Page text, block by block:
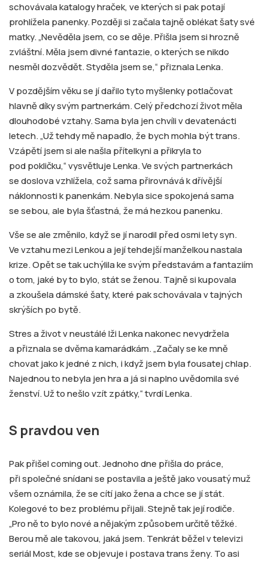
schovávala katalogy hraček, ve kterých si pak potají
prohlížela panenky. Později si začala tajně oblékat šaty své
matky. „Nevěděla jsem, co se děje. Přišla jsem si hrozně
zvláštní. Měla jsem divné fantazie, o kterých se nikdo
nesměl dozvědět. Styděla jsem se,“ přiznala Lenka.
V pozdějším věku se jí dařilo tyto myšlenky potlačovat
hlavně díky svým partnerkám. Celý předchozí život měla
dlouhodobé vztahy. Sama byla jen chvíli v devatenácti
letech. „Už tehdy mě napadlo, že bych mohla být trans.
Vzápětí jsem si ale našla přítelkyni a přikryla to
pod pokličku,“ vysvětluje Lenka. Ve svých partnerkách
se doslova vzhlížela, což sama přirovnává k dřívější
náklonnosti k panenkám. Nebyla sice spokojená sama
se sebou, ale byla šťastná, že má hezkou panenku.
Vše se ale změnilo, když se jí narodil před osmi lety syn.
Ve vztahu mezi Lenkou a její tehdejší manželkou nastala
krize. Opět se tak uchýlila ke svým představám a fantaziím
o tom, jaké by to bylo, stát se ženou. Tajně si kupovala
a zkoušela dámské šaty, které pak schovávala v tajných
skrýších po bytě.
Stres a život v neustálé lži Lenka nakonec nevydržela
a přiznala se dvěma kamarádkám. „Začaly se ke mně
chovat jako k jedné z nich, i když jsem byla fousatej chlap.
Najednou to nebyla jen hra a já si naplno uvědomila své
ženství. Už to nešlo vzít zpátky,“ tvrdí Lenka.
S pravdou ven
Pak přišel coming out. Jednoho dne přišla do práce,
při společné snídani se postavila a ještě jako vousatý muž
všem oznámila, že se cítí jako žena a chce se jí stát.
Kolegové to bez problému přijali. Stejně tak její rodiče.
„Pro ně to bylo nové a nějakým způsobem určitě těžké.
Berou mě ale takovou, jaká jsem. Tenkrát běžel v televizi
seriál Most, kde se objevuje i postava trans ženy. To asi